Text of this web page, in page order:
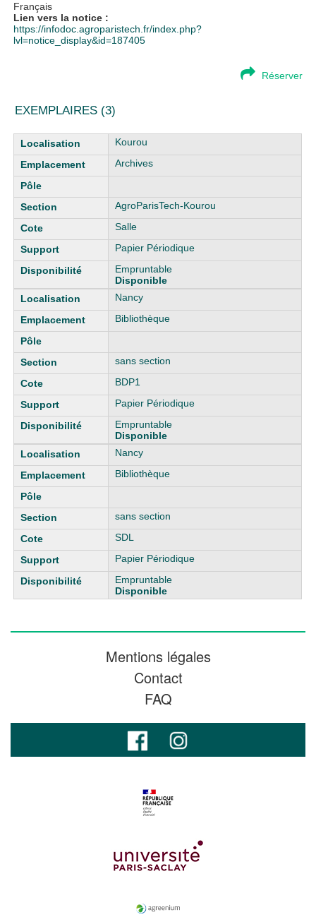
Français
Lien vers la notice :
https://infodoc.agroparistech.fr/index.php?
lvl=notice_display&id=187405
Réserver
EXEMPLAIRES (3)
Liste des exemplaires
Kourou
Archives
AgroParisTech-Kourou
Salle
Papier Périodique
Empruntable
Disponible
Nancy
Bibliothèque
sans section
BDP1
Papier Périodique
Empruntable
Disponible
Nancy
Bibliothèque
sans section
SDL
Papier Périodique
Empruntable
Disponible
Mentions légales
Contact
FAQ